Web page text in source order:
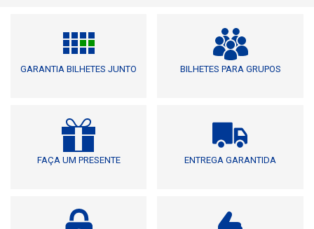
GARANTIA BILHETES JUNTO BILHETES PARA GRUPOS
FAÇA UM PRESENTE ENTREGA GARANTIDA